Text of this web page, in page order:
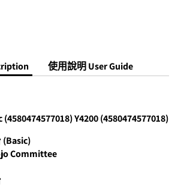
使用說明 User Guide
Y4200 (4580474577018)
(Basic)
Committee